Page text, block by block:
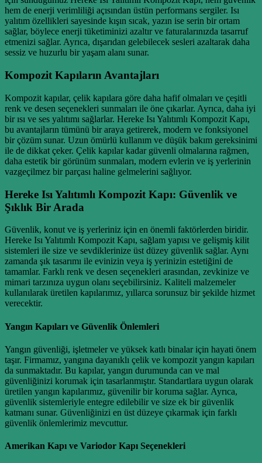
hem de enerji verimliliği açısından üstün performans sergiler. Isı
yalıtım özellikleri sayesinde kışın sıcak, yazın ise serin bir ortam
sağlar, böylece enerji tüketiminizi azaltır ve faturalarınızda tasarruf
etmenizi sağlar. Ayrıca, dışarıdan gelebilecek sesleri azaltarak daha
sessiz ve huzurlu bir yaşam alanı sunar.
Kompozit Kapıların Avantajları
Kompozit kapılar, çelik kapılara göre daha hafif olmaları ve çeşitli
renk ve desen seçenekleri sunmaları ile öne çıkarlar. Ayrıca, daha iyi
bir ısı ve ses yalıtımı sağlarlar. Hereke Isı Yalıtımlı Kompozit Kapı,
bu avantajların tümünü bir araya getirerek, modern ve fonksiyonel
bir çözüm sunar. Uzun ömürlü kullanım ve düşük bakım gereksinimi
ile de dikkat çeker. Çelik kapılar kadar güvenli olmalarına rağmen,
daha estetik bir görünüm sunmaları, modern evlerin ve iş yerlerinin
vazgeçilmez bir parçası haline gelmelerini sağlıyor.
Hereke Isı Yalıtımlı Kompozit Kapı: Güvenlik ve
Şıklık Bir Arada
Güvenlik, konut ve iş yerleriniz için en önemli faktörlerden biridir.
Hereke Isı Yalıtımlı Kompozit Kapı, sağlam yapısı ve gelişmiş kilit
sistemleri ile size ve sevdiklerinize üst düzey güvenlik sağlar. Aynı
zamanda şık tasarımı ile evinizin veya iş yerinizin estetiğini de
tamamlar. Farklı renk ve desen seçenekleri arasından, zevkinize ve
mimari tarzınıza uygun olanı seçebilirsiniz. Kaliteli malzemeler
kullanılarak üretilen kapılarımız, yıllarca sorunsuz bir şekilde hizmet
verecektir.
Yangın Kapıları ve Güvenlik Önlemleri
Yangın güvenliği, işletmeler ve yüksek katlı binalar için hayati önem
taşır. Firmamız, yangına dayanıklı çelik ve kompozit yangın kapıları
da sunmaktadır. Bu kapılar, yangın durumunda can ve mal
güvenliğinizi korumak için tasarlanmıştır. Standartlara uygun olarak
üretilen yangın kapılarımız, güvenilir bir koruma sağlar. Ayrıca,
güvenlik sistemleriyle entegre edilebilir ve size ek bir güvenlik
katmanı sunar. Güvenliğinizi en üst düzeye çıkarmak için farklı
güvenlik önlemlerimiz mevcuttur.
Amerikan Kapı ve Variodor Kapı Seçenekleri